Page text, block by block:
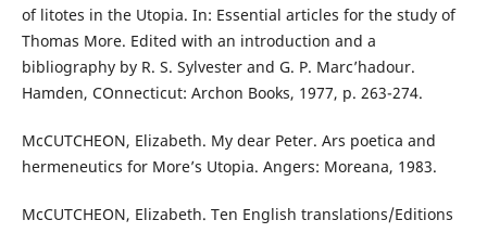
of litotes in the Utopia. In: Essential articles for the study of
Thomas More. Edited with an introduction and a
bibliography by R. S. Sylvester and G. P. Marc’hadour.
Hamden, COnnecticut: Archon Books, 1977, p. 263-274.
McCUTCHEON, Elizabeth. My dear Peter. Ars poetica and
hermeneutics for More’s Utopia. Angers: Moreana, 1983.
McCUTCHEON, Elizabeth. Ten English translations/Editions